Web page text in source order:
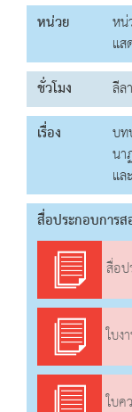
หน่วย
หน่
แส
ชั่วโมง
ลีล
เรื่อง
บท
นา
แล
สื่อประกอบการ
สื่อประก
ใบงานป
ใบความ